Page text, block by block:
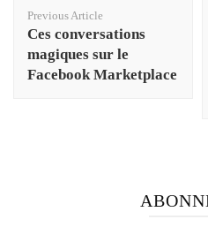
Navigation
Previous Article
Ces conversations
magiques sur le
Facebook Marketplace